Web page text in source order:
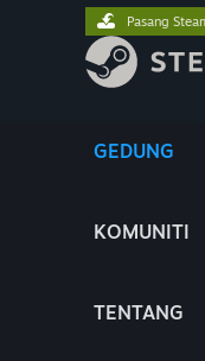
GEDUNG
KOMUNITI
TENTANG
Pasang